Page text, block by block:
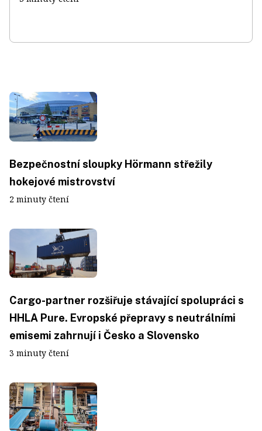
Bezpečnostní sloupky Hörmann střežily
hokejové mistrovství
2 minuty čtení
Cargo-partner rozšiřuje stávající spolupráci s
HHLA Pure. Evropské přepravy s neutrálními
emisemi zahrnují i Česko a Slovensko
3 minuty čtení